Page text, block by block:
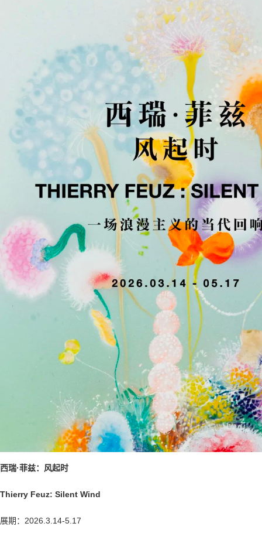
西瑞·菲兹：风起时
Thierry Feuz: Silent Wind
展期：2026.3.14-5.17